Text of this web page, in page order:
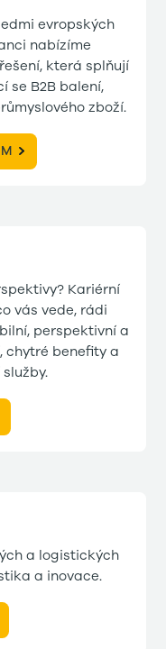
evropských
nabízíme
která splňují
se B2B balení,
zboží.
Kariérní
vás vede, rádi
perspektivní a
chytré benefity a
a logistických
a inovace.